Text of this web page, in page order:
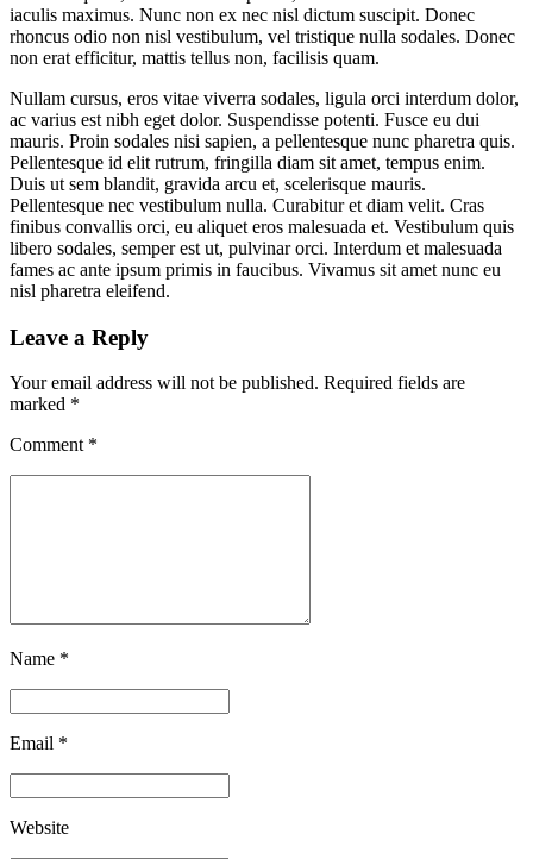
iaculis maximus. Nunc non ex nec nisl dictum suscipit. Donec
rhoncus odio non nisl vestibulum, vel tristique nulla sodales. Donec
non erat efficitur, mattis tellus non, facilisis quam.
Nullam cursus, eros vitae viverra sodales, ligula orci interdum dolor,
ac varius est nibh eget dolor. Suspendisse potenti. Fusce eu dui
mauris. Proin sodales nisi sapien, a pellentesque nunc pharetra quis.
Pellentesque id elit rutrum, fringilla diam sit amet, tempus enim.
Duis ut sem blandit, gravida arcu et, scelerisque mauris.
Pellentesque nec vestibulum nulla. Curabitur et diam velit. Cras
finibus convallis orci, eu aliquet eros malesuada et. Vestibulum quis
libero sodales, semper est ut, pulvinar orci. Interdum et malesuada
fames ac ante ipsum primis in faucibus. Vivamus sit amet nunc eu
nisl pharetra eleifend.
Leave a Reply
Your email address will not be published. Required fields are
marked *
Comment *
Name *
Email *
Website